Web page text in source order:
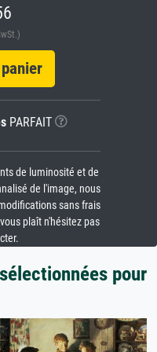
PARFAIT
de luminosité et de
de l'image, nous
sans frais
plaît n'hésitez pas
pour